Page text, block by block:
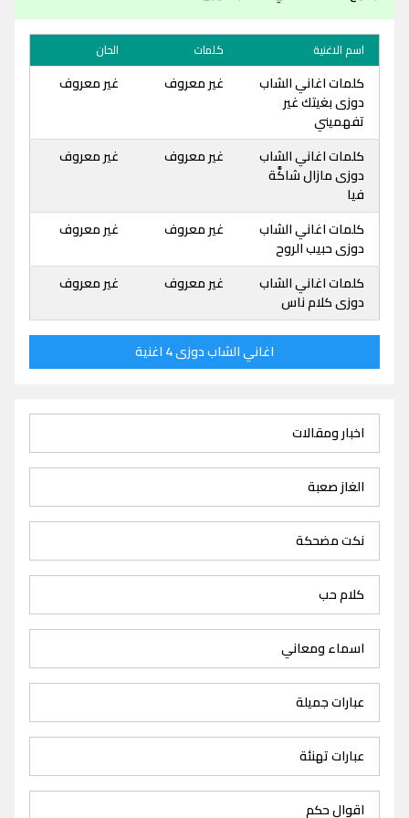
اسم الاغنية كلمات الحان
كلمات اغاني الشاب
دوزى بغيتك غير
تفهميني
غير معروف غير معروف
كلمات اغاني الشاب
دوزى مازال شاكَّة
فيا
غير معروف غير معروف
كلمات اغاني الشاب
دوزى حبيب الروح
غير معروف غير معروف
كلمات اغاني الشاب
دوزى كلام ناس
غير معروف غير معروف
اغاني الشاب دوزى 4 اغنية
اخبار ومقالات
الغاز صعبة
نكت مضحكة
كلام حب
اسماء ومعاني
عبارات جميلة
عبارات تهنئة
اقوال حكم